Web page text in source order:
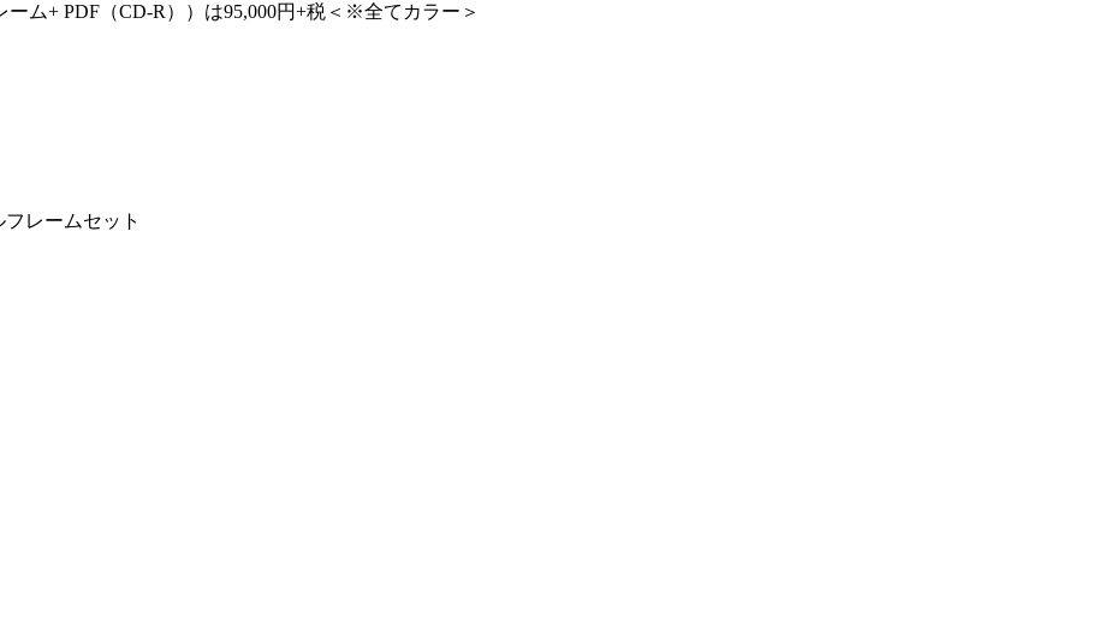
ム+ PDF（CD-R））は95,000円+税＜※全てカラー＞
レームセット